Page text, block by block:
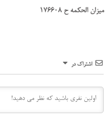
میزان الحکمه ح 176608
اشتراک در